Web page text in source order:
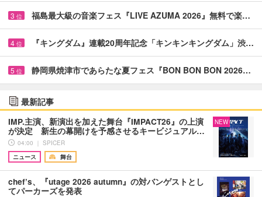
3 位 福島最大級の音楽フェス『LIVE AZUMA 2026』無料で楽…
4 位 『キングダム』連載20周年記念「キンキンキングダム」渋…
5 位 静岡県焼津市であらたな夏フェス『BON BON BON 2026…
最新記事
IMP.主演、新演出を加えた舞台『IMPACT26』の上演
が決定 新生の幕開けを予感させるキービジュアル…
04:00 ｜ SPICER
ニュース
舞台
NEW
chef’s、『utage 2026 autumn』の対バンゲストとし
てパーカーズを発表